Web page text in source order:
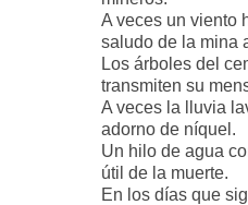
A veces un viento
saludo de la mina
Los árboles del
transmiten su
A veces la lluvia
adorno de níquel.
Un hilo de agua
útil de la muerte.
En los días que